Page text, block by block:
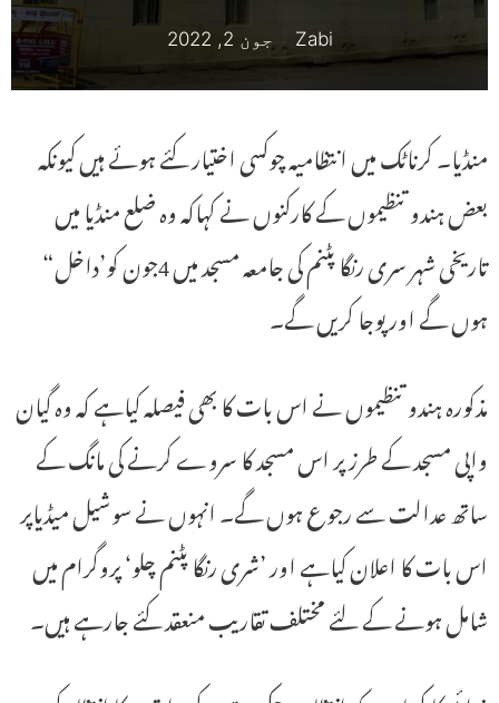
Zabi جون 2, 2022
منڈیا۔ کرناٹک میں انتظامیہ چوکسی اختیار کئے ہوئے ہیں کیونکہ
بعض ہندو تنظیموں کے کارکنوں نے کہاکہ وہ ضلع منڈیا میں
تاریخی شہر سری رنگا پٹنم کی جامعہ مسجد میں 4جون کو’داخل“
ہوں گے اور پوجا کریں گے۔
مذکورہ ہندو تنظیموں نے اس بات کا بھی فیصلہ کیاہے کہ وہ گیان
واپی مسجد کے طرز پر اس مسجد کا سروے کرنے کی مانگ کے
ساتھ عدالت سے رجوع ہوں گے۔ انہوں نے سوشیل میڈیاپر
اس بات کا اعلان کیاہے اور ’شری رنگا پٹنم چلو‘ پروگرام میں
شامل ہونے کے لئے مختلف تقاریب منعقد کئے جارہے ہیں۔